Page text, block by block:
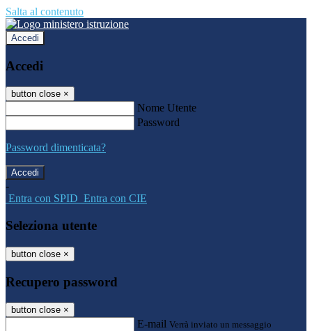
Salta al contenuto
Accedi
Accedi
button close ×
Nome Utente
Password
Password dimenticata?
-
Entra con SPID Entra con CIE
Seleziona utente
button close ×
Recupero password
button close ×
E-mail Verrà inviato un messaggio